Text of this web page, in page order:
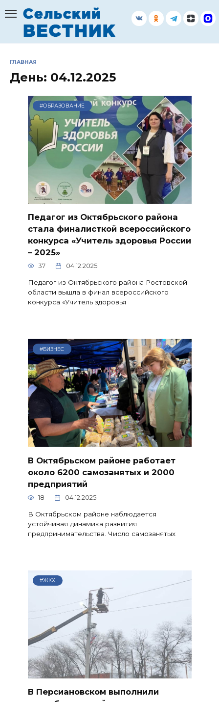
содержанию
ГЛАВНАЯ
День: 04.12.2025
#ОБРАЗОВАНИЕ
Педагог из Октябрьского района
стала финалисткой всероссийского
конкурса «Учитель здоровья России
– 2025»
37 04.12.2025
Педагог из Октябрьского района Ростовской
области вышла в финал всероссийского
конкурса «Учитель здоровья
#БИЗНЕС
В Октябрьском районе работает
около 6200 самозанятых и 2000
предприятий
18 04.12.2025
В Октябрьском районе наблюдается
устойчивая динамика развития
предпринимательства. Число самозанятых
#ЖКХ
В Персиановском выполнили